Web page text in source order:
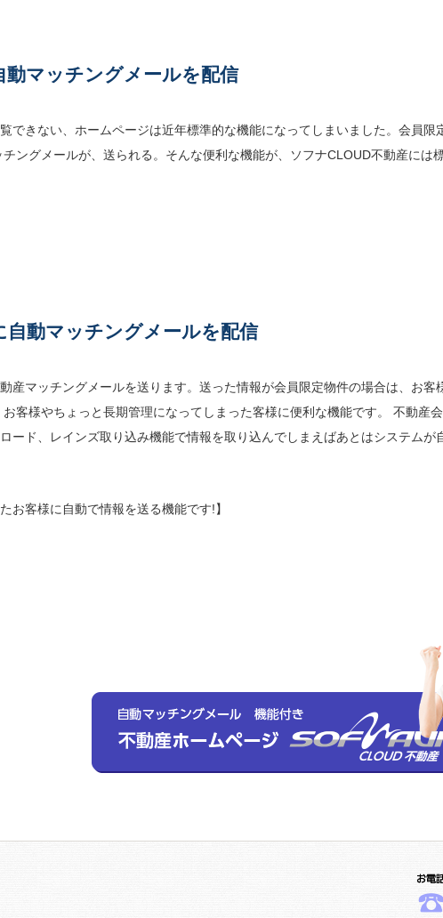
動マッチングメールを配信
できない、ホームページは近年標準的な機能になってしまいました。会員限
ングメールが、送られる。そんな便利な機能が、ソフナCLOUD不動産には
自動マッチングメールを配信
産マッチングメールを送ります。送った情報が会員限定物件の場合は、お客
客様やちょっと長期管理になってしまった客様に便利な機能です。 不動産
ード、レインズ取り込み機能で情報を取り込んでしまえばあとはシステムが
お客様に自動で情報を送る機能です!】